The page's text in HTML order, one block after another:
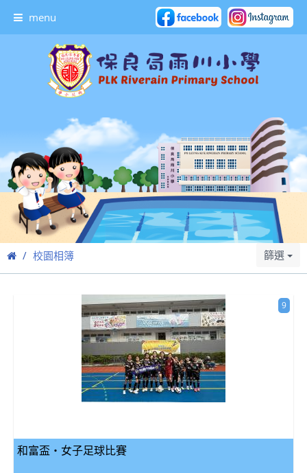
menu
校園相簿 篩選
和富盃・女子足球比賽
9